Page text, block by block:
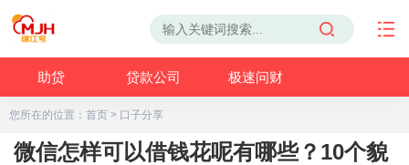
助贷 贷款公司 极速问财
您所在的位置： 首页 > 口子分享
微信怎样可以借钱花呢有哪些？10个貌